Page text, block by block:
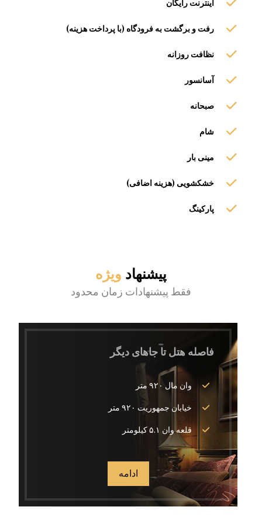
اینترنت رایگان
رفت و برگشت به فرودگاه (با پرداخت هزینه)
نظافت روزانه
آسانسور
صبحانه
شام
مینی بار
خشکشویی (هزینه اضافی)
پارکینگ
پیشنهاد ویژه
فقط پیشنهادات زمان محدود
فاصله هتل تا جاهای دیگر
وان مال ۹۲۰ متر
خیابان جمهوریت ۹۲۰ متر
قلعه وان ۵.۱ کیلومتر
ادامه